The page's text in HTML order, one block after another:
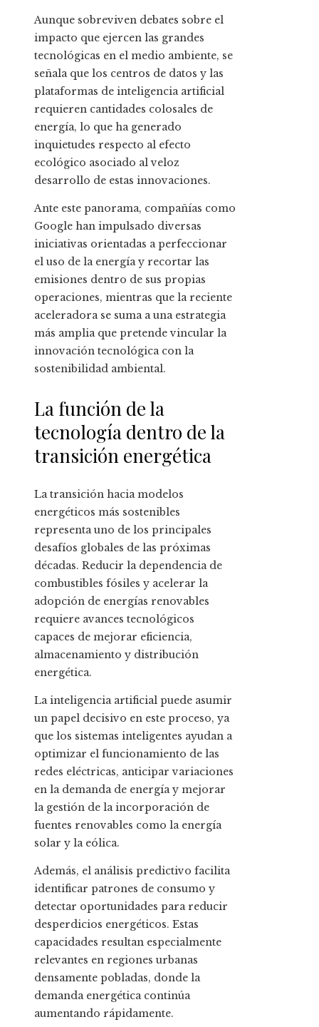
Aunque sobreviven debates sobre el
impacto que ejercen las grandes
tecnológicas en el medio ambiente, se
señala que los centros de datos y las
plataformas de inteligencia artificial
requieren cantidades colosales de
energía, lo que ha generado
inquietudes respecto al efecto
ecológico asociado al veloz
desarrollo de estas innovaciones.
Ante este panorama, compañías como
Google han impulsado diversas
iniciativas orientadas a perfeccionar
el uso de la energía y recortar las
emisiones dentro de sus propias
operaciones, mientras que la reciente
aceleradora se suma a una estrategia
más amplia que pretende vincular la
innovación tecnológica con la
sostenibilidad ambiental.
La función de la
tecnología dentro de la
transición energética
La transición hacia modelos
energéticos más sostenibles
representa uno de los principales
desafíos globales de las próximas
décadas. Reducir la dependencia de
combustibles fósiles y acelerar la
adopción de energías renovables
requiere avances tecnológicos
capaces de mejorar eficiencia,
almacenamiento y distribución
energética.
La inteligencia artificial puede asumir
un papel decisivo en este proceso, ya
que los sistemas inteligentes ayudan a
optimizar el funcionamiento de las
redes eléctricas, anticipar variaciones
en la demanda de energía y mejorar
la gestión de la incorporación de
fuentes renovables como la energía
solar y la eólica.
Además, el análisis predictivo facilita
identificar patrones de consumo y
detectar oportunidades para reducir
desperdicios energéticos. Estas
capacidades resultan especialmente
relevantes en regiones urbanas
densamente pobladas, donde la
demanda energética continúa
aumentando rápidamente.